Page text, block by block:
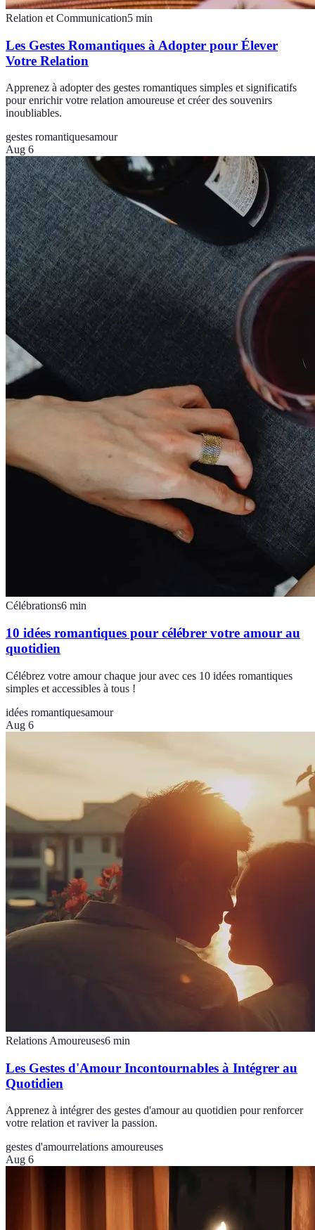
Relation et Communication5 min
Les Gestes Romantiques à Adopter pour Élever
Votre Relation
Apprenez à adopter des gestes romantiques simples et significatifs
pour enrichir votre relation amoureuse et créer des souvenirs
inoubliables.
gestes romantiquesamour
Aug 6
Célébrations6 min
10 idées romantiques pour célébrer votre amour au
quotidien
Célébrez votre amour chaque jour avec ces 10 idées romantiques
simples et accessibles à tous !
idées romantiquesamour
Aug 6
Relations Amoureuses6 min
Les Gestes d'Amour Incontournables à Intégrer au
Quotidien
Apprenez à intégrer des gestes d'amour au quotidien pour renforcer
votre relation et raviver la passion.
gestes d'amourrelations amoureuses
Aug 6